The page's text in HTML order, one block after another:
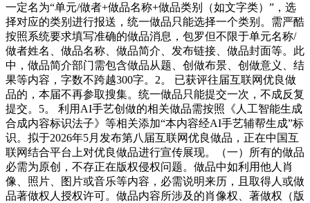
一定名为“单元/做者+做品名称+做品类别（如文字类）”，选
择对应的类别进行报送，统一做品只能选择一个类别。需严酷
按照系统要求填写准确的做品消息，包罗但不限于单元名称/
做者姓名、做品名称、做品简介、发布链接、做品封面等。此
中，做品简介部门需包含做品从题、创做布景、创做意义、结
果等内容，字数不跨越300字。2。 已获评往届互联网优良做
品的，本届不再参取搜集。统一做品只能提交一次，不成反复
提交。5。 利用AI手艺创做的相关做品需按照《人工智能生成
合成内容标识法子》等相关添加“本内容经AI手艺辅帮生成”标
识。拟于2026年5月发布第八届互联网优良做品，正在中国互
联网结合平台上对优良做品进行宣传展现。（一）所有的做品
必需为原创，不存正在版权侵权问题。做品中如利用他人肖
像、照片、图片或音乐等内容，必需说明来历，且取得人或做
品著做权人授权许可。做品内容所涉及的肖像权、著做权（版